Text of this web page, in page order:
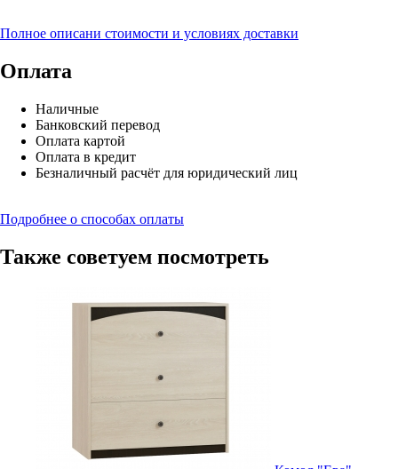
Полное описани стоимости и условиях доставки
Оплата
Наличные
Банковский перевод
Оплата картой
Оплата в кредит
Безналичный расчёт для юридический лиц
Подробнее о способах оплаты
Также советуем посмотреть